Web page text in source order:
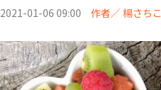
2021-01-06 09:00 作者／ 楊さち